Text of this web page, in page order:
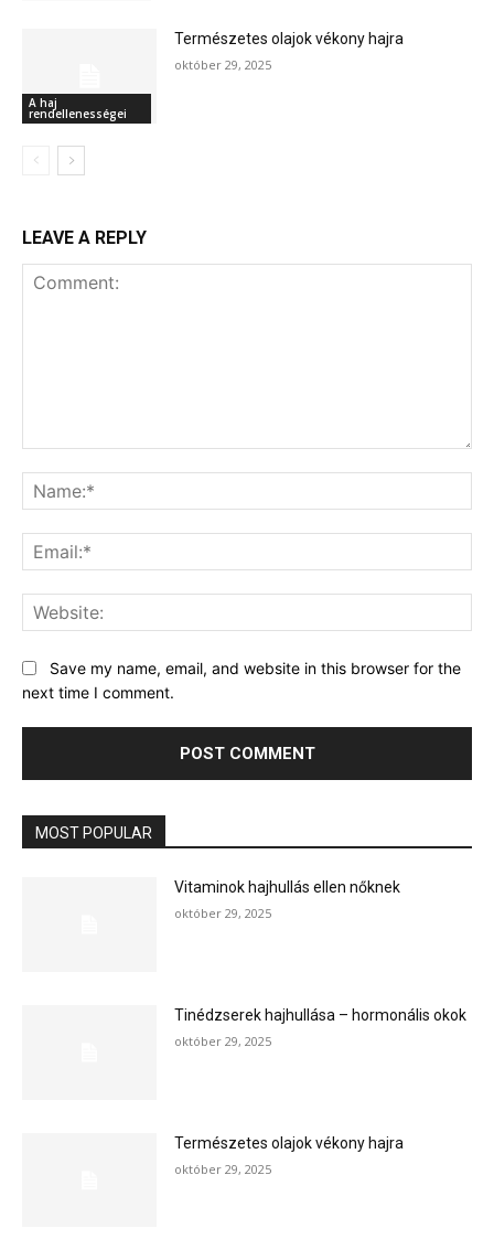
A haj
rendellenességei
Természetes olajok vékony hajra
október 29, 2025
LEAVE A REPLY
Save my name, email, and website in this browser for the
next time I comment.
MOST POPULAR
Vitaminok hajhullás ellen nőknek
október 29, 2025
Tinédzserek hajhullása – hormonális okok
október 29, 2025
Természetes olajok vékony hajra
október 29, 2025